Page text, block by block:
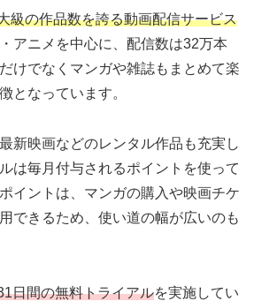
級の作品数を誇る動画配信サービス
アニメを中心に、配信数は32万本
けでなくマンガや雑誌もまとめて楽
となっています。
新映画などのレンタル作品も充実し
は毎月付与されるポイントを使って
イントは、マンガの購入や映画チケ
できるため、使い道の幅が広いのも
日間の無料トライアルを実施してい